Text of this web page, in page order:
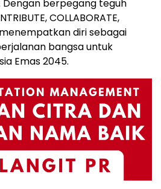
Dengan berpegang teguh
COLLABORATE,
menempatkan diri sebagai
bangsa untuk
Emas 2045.